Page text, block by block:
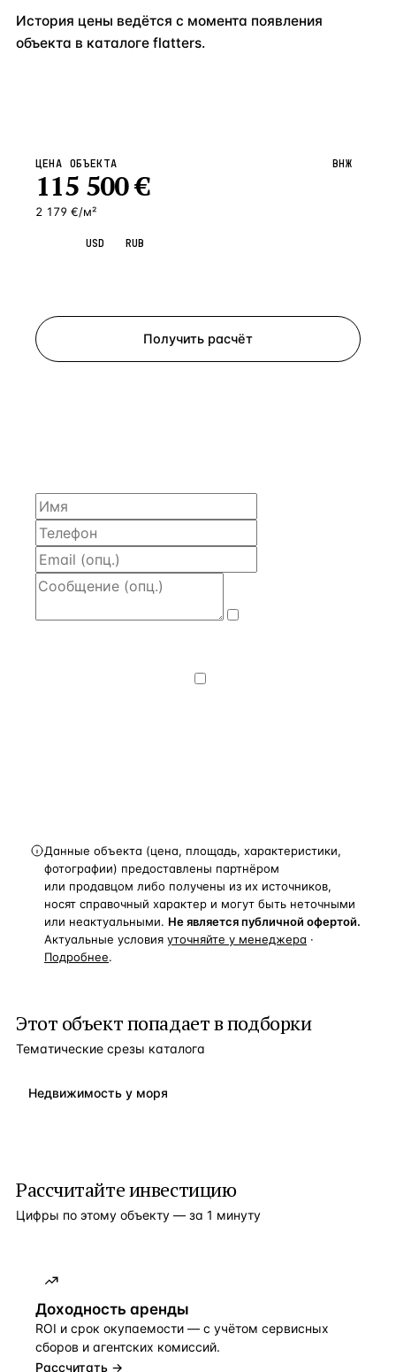
История цены ведётся с момента появления
объекта в каталоге flatters.
ЦЕНА ОБЪЕКТА
115 500€
2 179 €/м²
ВНЖ
USD RUB
Получить расчёт
Данные объекта (цена, площадь, характеристики,
фотографии) предоставлены партнёром
или продавцом либо получены из их источников,
носят справочный характер и могут быть неточными
или неактуальными. Не является публичной офертой.
Актуальные условия уточняйте у менеджера ·
Подробнее.
Этот объект попадает в подборки
Тематические срезы каталога
Недвижимость у моря
Рассчитайте инвестицию
Цифры по этому объекту — за 1 минуту
Доходность аренды
ROI и срок окупаемости — с учётом сервисных
сборов и агентских комиссий.
Рассчитать →